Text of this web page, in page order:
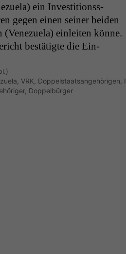
ein Investi­tion­ss­
gegen einen sein­er bei­den
(Venezuela) ein­leit­en könne.
bestätigte die Ein­
VRK Doppelstaatsangehörigen
, Doppelbürger